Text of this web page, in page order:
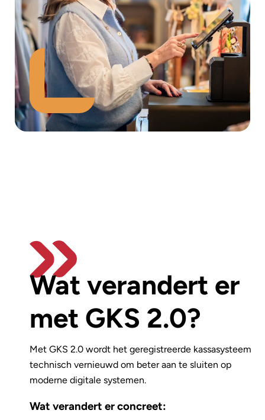
Wat verandert er
met GKS 2.0?
Met GKS 2.0 wordt het geregistreerde kassasysteem
technisch vernieuwd om beter aan te sluiten op
moderne digitale systemen.
Wat verandert er concreet: